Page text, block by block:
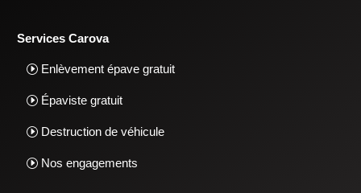
Services Carova
Enlèvement épave gratuit
Épaviste gratuit
Destruction de véhicule
Nos engagements